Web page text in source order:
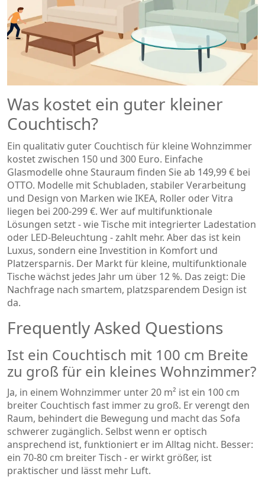
Was kostet ein guter kleiner
Couchtisch?
Ein qualitativ guter Couchtisch für kleine Wohnzimmer
kostet zwischen 150 und 300 Euro. Einfache
Glasmodelle ohne Stauraum finden Sie ab 149,99 € bei
OTTO. Modelle mit Schubladen, stabiler Verarbeitung
und Design von Marken wie IKEA, Roller oder Vitra
liegen bei 200-299 €. Wer auf multifunktionale
Lösungen setzt - wie Tische mit integrierter Ladestation
oder LED-Beleuchtung - zahlt mehr. Aber das ist kein
Luxus, sondern eine Investition in Komfort und
Platzersparnis. Der Markt für kleine, multifunktionale
Tische wächst jedes Jahr um über 12 %. Das zeigt: Die
Nachfrage nach smartem, platzsparendem Design ist
da.
Frequently Asked Questions
Ist ein Couchtisch mit 100 cm Breite
zu groß für ein kleines Wohnzimmer?
Ja, in einem Wohnzimmer unter 20 m² ist ein 100 cm
breiter Couchtisch fast immer zu groß. Er verengt den
Raum, behindert die Bewegung und macht das Sofa
schwerer zugänglich. Selbst wenn er optisch
ansprechend ist, funktioniert er im Alltag nicht. Besser:
ein 70-80 cm breiter Tisch - er wirkt größer, ist
praktischer und lässt mehr Luft.